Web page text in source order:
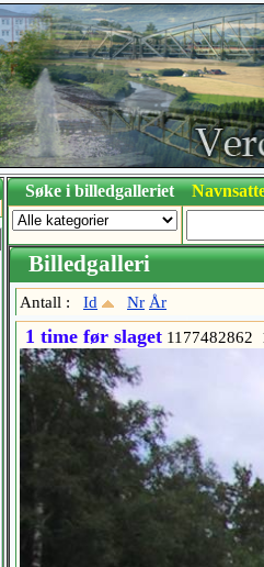
Søke i billedgalleriet
Billedgalleri
Antall : Id Nr År
1 time før slaget 1177482862